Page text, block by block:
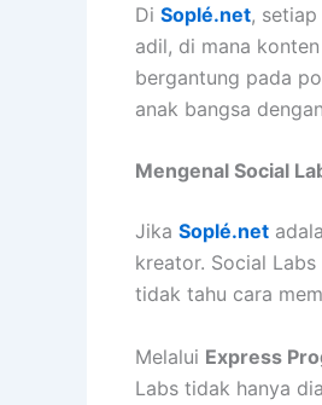
Di Soplé.net,
adil, di mana
bergantung pada
anak bangsa
Mengenal Social
Jika Soplé.net
kreator. Social
tidak tahu cara
Melalui Express
Labs tidak hanya